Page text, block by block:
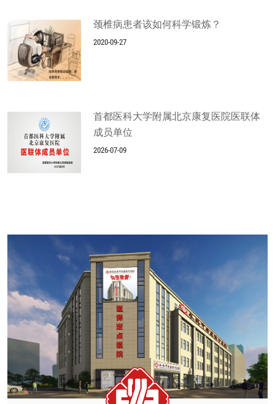
颈椎病患者该如何科学锻炼？
2020-09-27
首都医科大学附属北京康复医院医联体
成员单位
2026-07-09